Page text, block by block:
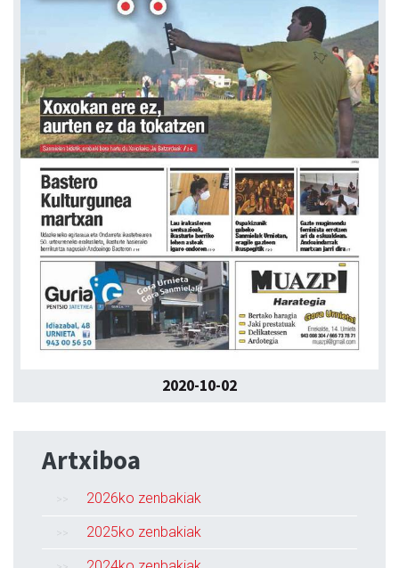
2020-10-02
Artxiboa
2026ko zenbakiak
2025ko zenbakiak